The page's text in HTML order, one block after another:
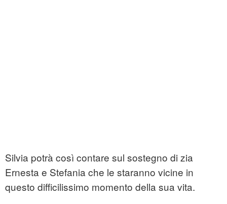
Silvia potrà così contare sul sostegno di zia
Ernesta e Stefania che le staranno vicine in
questo difficilissimo momento della sua vita.